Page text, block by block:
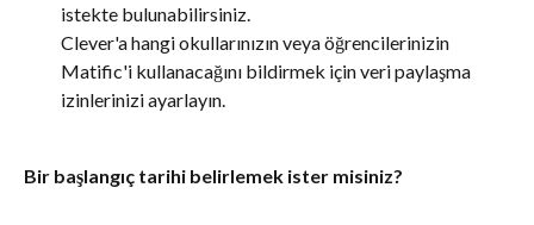
istekte bulunabilirsiniz.
Clever'a hangi okullarınızın veya öğrencilerinizin
Matific'i kullanacağını bildirmek için veri paylaşma
izinlerinizi ayarlayın.
Bir başlangıç tarihi belirlemek ister misiniz?